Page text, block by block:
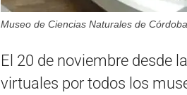
Museo de Ciencias Naturales de
El 20 de noviembre desde
virtuales por todos los